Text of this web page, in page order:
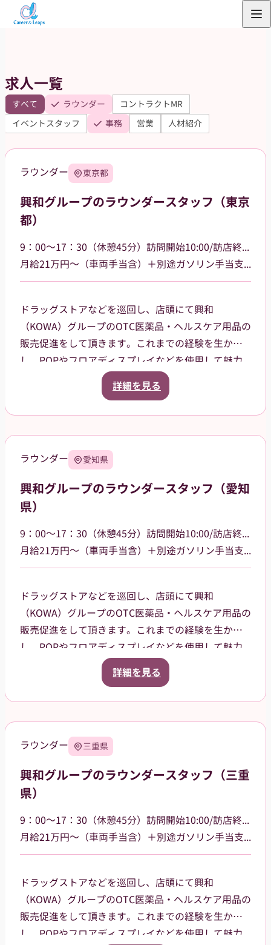
キ
ッ
プ
求人一覧
すべて ラウンダー
コントラクトMR
イベントスタッフ
事務 営業 人材紹介
ラウンダー 東京都
興和グループのラウンダースタッフ（東京
都）
9：00～17：30（休憩45分）訪問開始10:00/訪店終了17:00
月給21万円～（車両手当含）＋別途ガソリン手当支給 その他手当あり
ドラッグストアなどを巡回し、店頭にて興和
（KOWA）グループのOTC医薬品・ヘルスケア用品の
販売促進をして頂きます。これまでの経験を生か
し、POPやフロアディスプレイなどを使用して魅力
的な売場作りをお願いします。また、商品や稼働に
関する研修などは、事前に担当者から数日間行いま
西東京市などを中心に、周辺エリアも担当していた
詳細を見る
ラウンダー 愛知県
興和グループのラウンダースタッフ（愛知
県）
9：00～17：30（休憩45分）訪問開始10:00/訪店終了17:00
月給21万円～（車両手当含）＋別途ガソリン手当支給 その他手当あり
ドラッグストアなどを巡回し、店頭にて興和
（KOWA）グループのOTC医薬品・ヘルスケア用品の
販売促進をして頂きます。これまでの経験を生か
し、POPやフロアディスプレイなどを使用して魅力
的な売場作りをお願いします。また、商品や稼働に
関する研修などは、事前に担当者から数日間行いま
を担当していただきます。2026年12月31日までを予
り）。
詳細を見る
ラウンダー 三重県
興和グループのラウンダースタッフ（三重
県）
9：00～17：30（休憩45分）訪問開始10:00/訪店終了17:00
月給21万円～（車両手当含）＋別途ガソリン手当支給 その他手当あり
ドラッグストアなどを巡回し、店頭にて興和
（KOWA）グループのOTC医薬品・ヘルスケア用品の
販売促進をして頂きます。これまでの経験を生か
し、POPやフロアディスプレイなどを使用して魅力